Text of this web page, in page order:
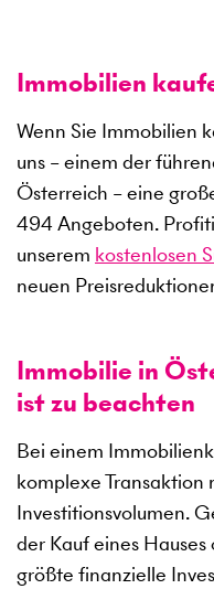
Immobilien
Wenn Sie Immobilien
uns – einem der
Österreich – eine
494Angeboten.
unserem kostenlosen
neuen
Immobilie in
ist zu beachten
Bei einem
komplexe Transaktion
Investitionsvolumen.
der Kauf eines
größte finanzielle